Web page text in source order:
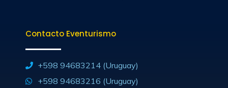
Contacto Eventurismo
+598 94683214 (Uruguay)
+598 94683216 (Uruguay)